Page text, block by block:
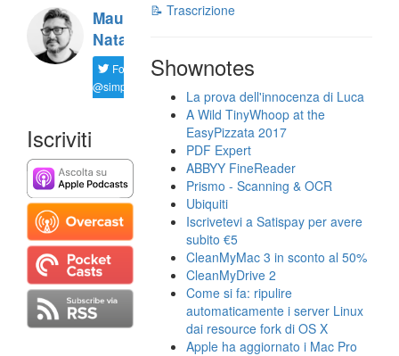
Maurizio
Natali
Follow
@simplemal
Iscriviti
📝 Trascrizione
Shownotes
La prova dell'innocenza di Luca
A Wild TinyWhoop at the
EasyPizzata 2017
PDF Expert
ABBYY FineReader
Prismo - Scanning & OCR
Ubiquiti
Iscrivetevi a Satispay per avere
subito €5
CleanMyMac 3 in sconto al 50%
CleanMyDrive 2
Come si fa: ripulire
automaticamente i server Linux
dai resource fork di OS X
Apple ha aggiornato i Mac Pro